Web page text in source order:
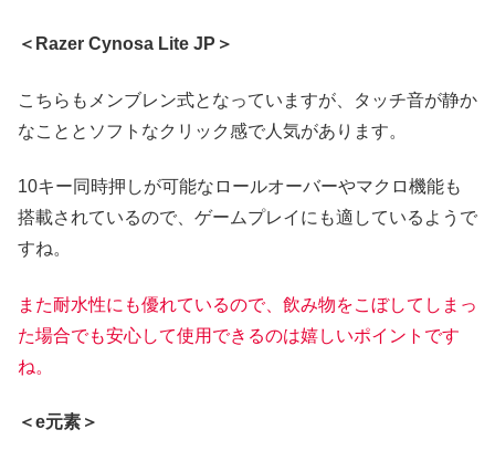
＜Razer Cynosa Lite JP＞
こちらもメンブレン式となっていますが、タッチ音が静か
なこととソフトなクリック感で人気があります。
10キー同時押しが可能なロールオーバーやマクロ機能も
搭載されているので、ゲームプレイにも適しているようで
すね。
また耐水性にも優れているので、飲み物をこぼしてしまっ
た場合でも安心して使用できるのは嬉しいポイントです
ね。
＜e元素＞